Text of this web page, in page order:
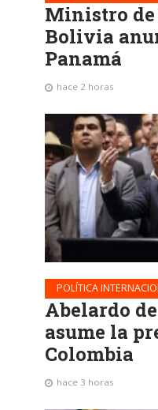
Ministro de
Bolivia
Panamá
hace 2 horas
POLÍTICA
Abelardo
asume la
Colombia
hace 3 horas